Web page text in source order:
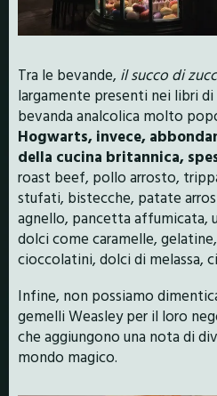
Tra le bevande, il succo di
largamente presenti nei libri
bevanda analcolica molto
Hogwarts, invece,
della cucina britannica,
roast beef, pollo arrosto,
stufati, bistecche, patate
agnello, pancetta affumicata,
dolci come caramelle,
cioccolatini, dolci di melassa,
Infine, non possiamo
gemelli Weasley per il loro
che aggiungono una nota di
mondo magico.